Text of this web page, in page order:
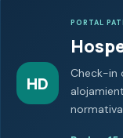
HD
PORTAL
Check-in